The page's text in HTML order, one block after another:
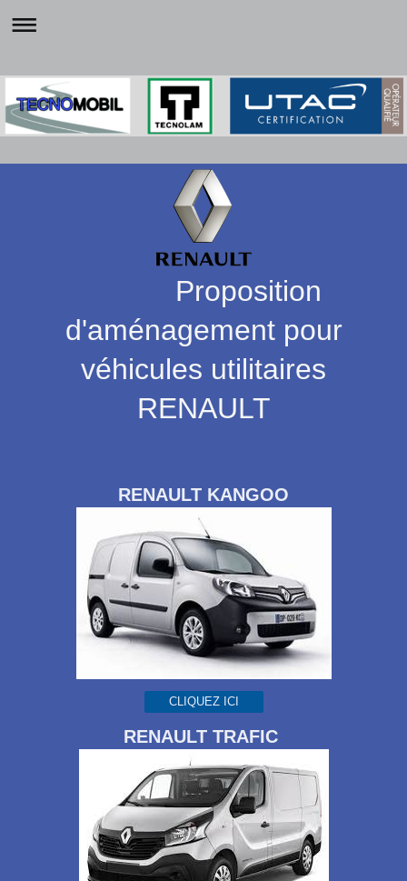
Proposition
d'aménagement pour
véhicules utilitaires
RENAULT
RENAULT KANGOO
CLIQUEZ ICI
RENAULT TRAFIC